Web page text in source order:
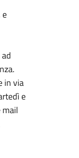
in via
e